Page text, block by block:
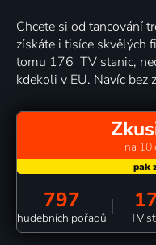
Chcete si od tancování
získáte i tisíce skvělých
tomu 176 TV stanic,
kdekoli v EU. Navíc bez
na 10
797
hudebních pořadů TV